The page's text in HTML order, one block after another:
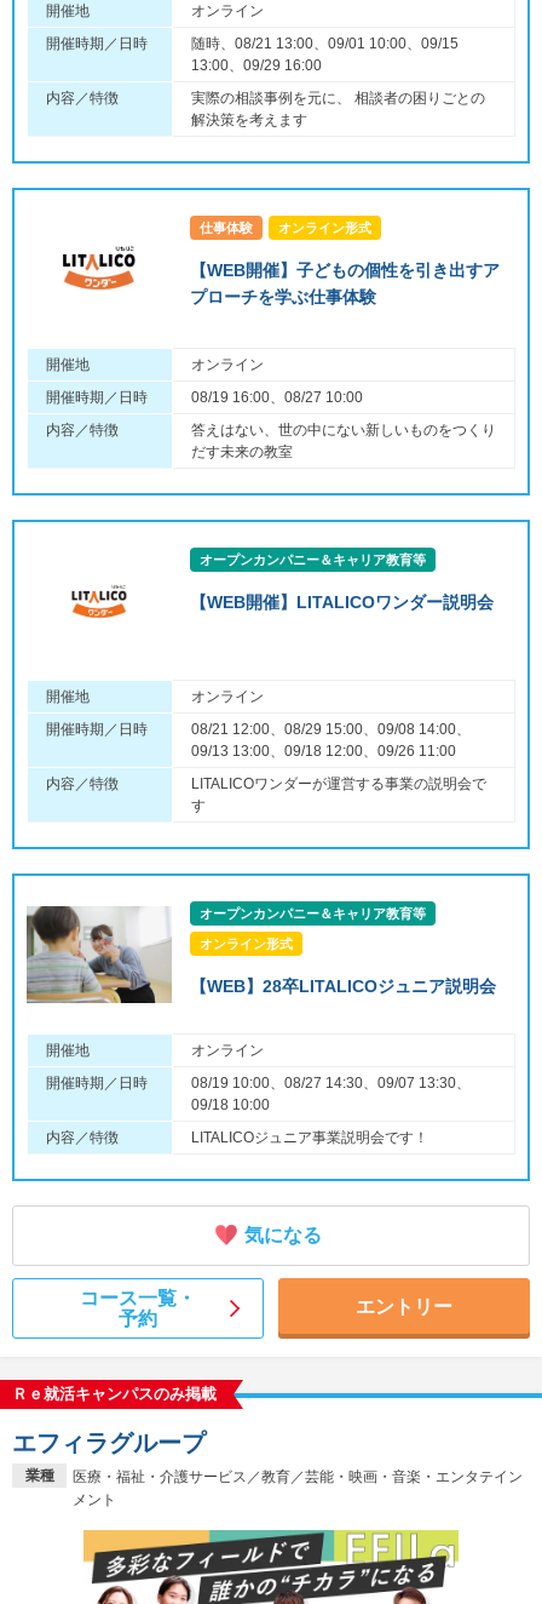
開催地
オンライン
開催時期／日時
随時、08/21 13:00、09/01 10:00、09/15
13:00、09/29 16:00
内容／特徴
実際の相談事例を元に、 相談者の困りごとの
解決策を考えます
仕事体験 オンライン形式
【WEB開催】子どもの個性を引き出すア
プローチを学ぶ仕事体験
開催地
オンライン
開催時期／日時
08/19 16:00、08/27 10:00
内容／特徴
答えはない、世の中にない新しいものをつくり
だす未来の教室
オープンカンパニー＆キャリア教育等
【WEB開催】LITALICOワンダー説明会
開催地
オンライン
開催時期／日時
08/21 12:00、08/29 15:00、09/08 14:00、
09/13 13:00、09/18 12:00、09/26 11:00
内容／特徴
LITALICOワンダーが運営する事業の説明会で
す
オープンカンパニー＆キャリア教育等
オンライン形式
【WEB】28卒LITALICOジュニア説明会
開催地
オンライン
開催時期／日時
08/19 10:00、08/27 14:30、09/07 13:30、
09/18 10:00
内容／特徴
LITALICOジュニア事業説明会です！
気になる
コース一覧・
予約
エントリー
Ｒｅ就活キャンパスのみ掲載
業種
医療・福祉・介護サービス／教育／芸能・映画・音楽・エンタテイン
メント
エフィラグループ